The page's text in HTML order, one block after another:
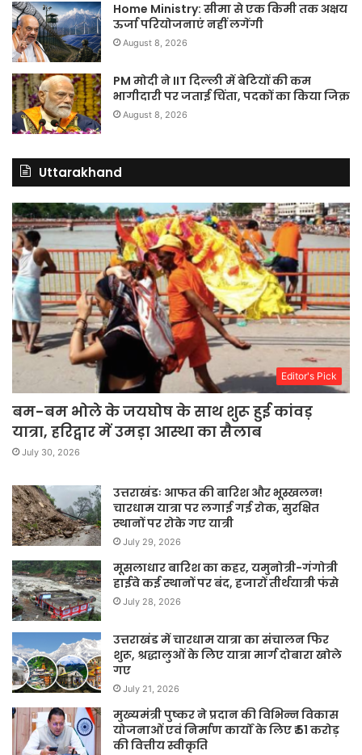
Home Ministry: सीमा से एक किमी तक अक्षय
ऊर्जा परियोजनाएं नहीं लगेंगी
August 8, 2026
PM मोदी ने IIT दिल्ली में बेटियों की कम
भागीदारी पर जताई चिंता, पदकों का किया जिक्र
August 8, 2026
Uttarakhand
Editor's Pick
बम-बम भोले के जयघोष के साथ शुरू हुई कांवड़
यात्रा, हरिद्वार में उमड़ा आस्था का सैलाब
July 30, 2026
उत्तराखंडः आफत की बारिश और भूस्खलन!
चारधाम यात्रा पर लगाई गई रोक, सुरक्षित
स्थानों पर रोके गए यात्री
July 29, 2026
मूसलाधार बारिश का कहर, यमुनोत्री-गंगोत्री
हाईवे कई स्थानों पर बंद, हजारों तीर्थयात्री फंसे
July 28, 2026
उत्तराखंड में चारधाम यात्रा का संचालन फिर
शुरू, श्रद्धालुओं के लिए यात्रा मार्ग दोबारा खोले
गए
July 21, 2026
मुख्यमंत्री पुष्कर ने प्रदान की विभिन्न विकास
योजनाओं एवं निर्माण कार्यों के लिए ₹ 51 करोड़
की वित्तीय स्वीकृति